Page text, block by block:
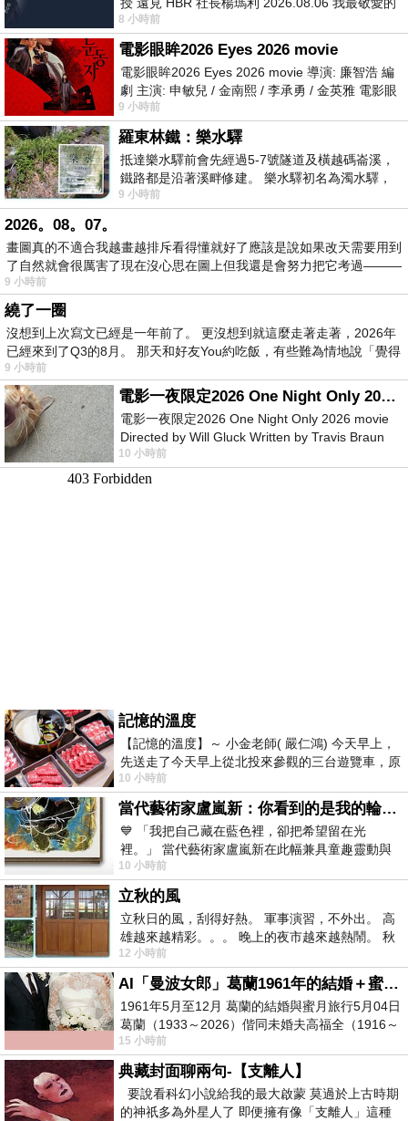
老闆、遠見．天下文化創辦人高希均教
8 小時前
電影眼眸2026 Eyes 2026 movie
電影眼眸2026 Eyes 2026 movie 導演: 廉智浩 編
劇 主演: 申敏兒 / 金南熙 / 李承勇 / 金英雅 電影眼
眸2026描述攝影師徐珍因遺
9 小時前
羅東林鐵：樂水驛
抵達樂水驛前會先經過5-7號隧道及橫越碼崙溪，
鐵路都是沿著溪畔修建。 樂水驛初名為濁水驛，
但因與臺鐵集集線車站同名，於1953
9 小時前
2026。08。07。
畫圖真的不適合我越畫越排斥看得懂就好了應該是說如果改天需要用到
了自然就會很厲害了現在沒心思在圖上但我還是會努力把它考過———
9 小時前
繞了一圈
沒想到上次寫文已經是一年前了。 更沒想到就這麼走著走著，2026年
已經來到了Q3的8月。 那天和好友You約吃飯，有些難為情地說「覺得
9 小時前
電影一夜限定2026 One Night Only 2026 movie
電影一夜限定2026 One Night Only 2026 movie
Directed by Will Gluck Written by Travis Braun
Starring Monica Barbaro
10 小時前
記憶的溫度
【記憶的溫度】～ 小金老師( 嚴仁鴻) 今天早上，
先送走了今天早上從北投來參觀的三台遊覽車，原
以為展場已經差不多要安靜下來，卻發
10 小時前
當代藝術家盧嵐新：你看到的是我的輪廓，還是你的故事？——藏在藍色裡的希望與光
💙 「我把自己藏在藍色裡，卻把希望留在光
裡。」 當代藝術家盧嵐新在此幅兼具童趣靈動與
抽象韻味的新作中，用湛藍的羽翼般色塊包覆著
10 小時前
立秋的風
立秋日的風，刮得好熱。 軍事演習，不外出。 高
雄越來越精彩。。。 晚上的夜市越來越熱鬧。 秋
天的風刮得很熱 夜遊消暑熱。。。
12 小時前
AI「曼波女郎」葛蘭1961年的結婚＋蜜月旅行 #戀上老電影 #葛蘭 #粟子
1961年5月至12月 葛蘭的結婚與蜜月旅行5月04日
葛蘭（1933～2026）偕同未婚夫高福全（1916～
2004）乘郵輪赴倫敦6月15日於英國倫敦St.S
15 小時前
典藏封面聊兩句-【支離人】
要說看科幻小說給我的最大啟蒙 莫過於上古時期
的神祇多為外星人了 即便擁有像「支離人」這種